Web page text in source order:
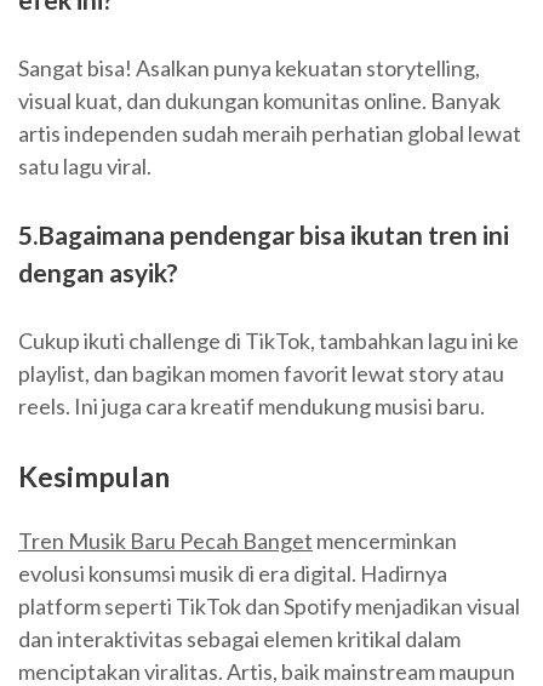
Sangat bisa! Asalkan punya kekuatan storytelling,
visual kuat, dan dukungan komunitas online. Banyak
artis independen sudah meraih perhatian global lewat
satu lagu viral.
5.Bagaimana pendengar bisa ikutan tren ini
dengan asyik?
Cukup ikuti challenge di TikTok, tambahkan lagu ini ke
playlist, dan bagikan momen favorit lewat story atau
reels. Ini juga cara kreatif mendukung musisi baru.
Kesimpulan
Tren Musik Baru Pecah Banget mencerminkan
evolusi konsumsi musik di era digital. Hadirnya
platform seperti TikTok dan Spotify menjadikan visual
dan interaktivitas sebagai elemen kritikal dalam
menciptakan viralitas. Artis, baik mainstream maupun